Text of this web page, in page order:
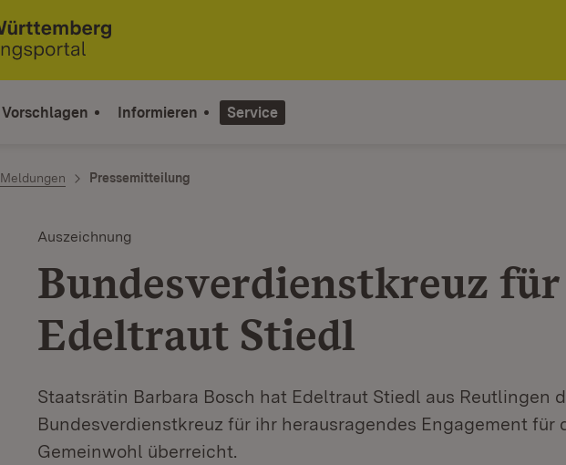
Vorschlagen Informieren Service
Meldungen Pressemitteilung
Auszeichnung
Bundesverdienstkreuz für
Edeltraut Stiedl
Staatsrätin Barbara Bosch hat Edeltraut Stiedl aus Reutlingen
Bundesverdienstkreuz für ihr herausragendes Engagement für
Gemeinwohl überreicht.